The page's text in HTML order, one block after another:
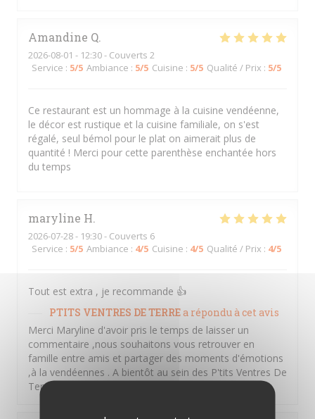
Amandine Q
2026-08-01 - 12:30 - Couverts 2
Service : 5/5 Ambiance : 5/5 Cuisine : 5/5 Qualité / Prix : 5/5
Ce restaurant est un hommage à la cuisine vendéenne,
le décor est rustique et la cuisine familiale, on s'est
régalé, seul bémol pour le plat on aimerait plus de
quantité ! Merci pour cette parenthèse enchantée hors
du temps
maryline H
2026-07-28- 19:30 - Couverts 6
Service : 5/5 Ambiance : 4/5 Cuisine : 4/5 Qualité / Prix : 4/5
Tout est extra , je recommande 👍
PTITS VENTRES DE TERREa répondu à cet avis
Merci Maryline d'avoir pris le temps de laisser un
commentaire ,nous souhaitons vous retrouver en
famille entre amis et partager des moments d'émotions
,à la vendéennes . A bientôt au sein des P'tits Ventres De
Terre. Amitiés Vendéennes